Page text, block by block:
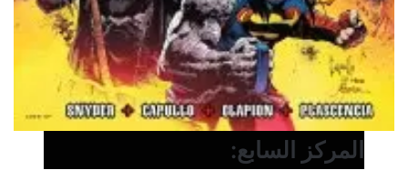
المركز السابع: